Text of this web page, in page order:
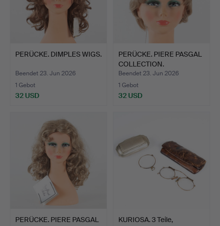
PERÜCKE. DIMPLES WIGS.
Beendet 23. Jun 2026
1 Gebot
32 USD
PERÜCKE. PIERE PASGAL
COLLECTION.
Beendet 23. Jun 2026
1 Gebot
32 USD
PERÜCKE. PIERE PASGAL
KURIOSA. 3 Teile,